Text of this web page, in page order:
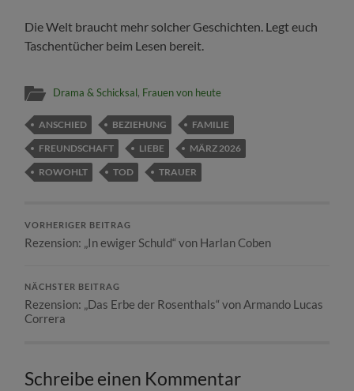
Die Welt braucht mehr solcher Geschichten. Legt euch
Taschentücher beim Lesen bereit.
Drama & Schicksal, Frauen von heute
ANSCHIED BEZIEHUNG
FAMILIE
FREUNDSCHAFT
LIEBE
MÄRZ 2026
ROWOHLT
TOD TRAUER
VORHERIGER BEITRAG
Rezension: „In ewiger Schuld“ von Harlan Coben
NÄCHSTER BEITRAG
Rezension: „Das Erbe der Rosenthals“ von Armando Lucas
Correra
Schreibe einen Kommentar